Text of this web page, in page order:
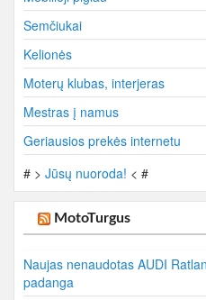
Semčiukai
Kelionės
Moterų klubas, interjeras
Mestras į namus
Geriausios prekės internetu
# > Jūsų nuoroda! < #
MotoTurgus
Naujas nenaudotas AUDI
padanga